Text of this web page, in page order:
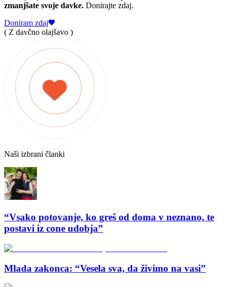
zmanjšate svoje davke. Donirajte zdaj.
Doniram zdaj
( Z davčno olajšavo )
Naši izbrani članki
“Vsako potovanje, ko greš od doma v neznano, te
postavi iz cone udobja”
Mlada zakonca: “Vesela sva, da živimo na vasi”